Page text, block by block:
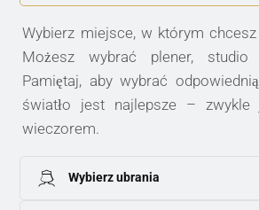
Wybierz miejsce, w którym
Możesz wybrać plener,
Pamiętaj, aby wybrać
światło jest najlepsze –
wieczorem.
Wybierz ubrania